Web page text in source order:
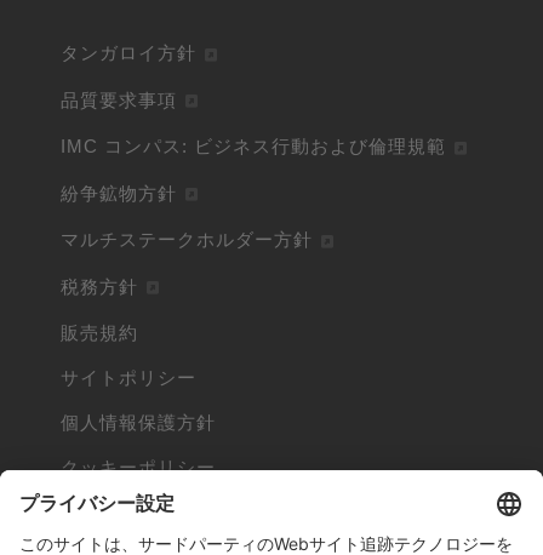
タンガロイ方針
品質要求事項
IMC コンパス: ビジネス行動および倫理規範
紛争鉱物方針
マルチステークホルダー方針
税務方針
販売規約
サイトポリシー
個人情報保護方針
クッキーポリシー
Cookieとは